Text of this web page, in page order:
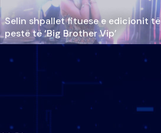
Selin shpallet fituese e edicionit të
pestë të ‘Big Brother Vip’